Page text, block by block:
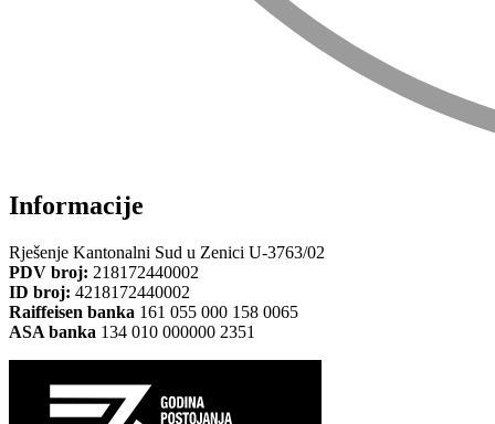
Informacije
Rješenje Kantonalni Sud u Zenici U-3763/02
PDV broj: 218172440002
ID broj: 4218172440002
Raiffeisen banka 161 055 000 158 0065
ASA banka 134 010 000000 2351